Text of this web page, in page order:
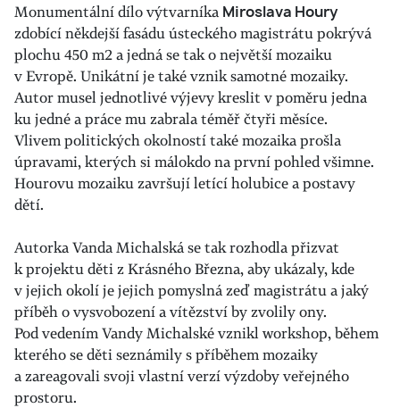
Monumentální dílo výtvarníka Miroslava Houry
zdobící někdejší fasádu ústeckého magistrátu pokrývá
plochu 450 m2 a jedná se tak o největší mozaiku
v Evropě. Unikátní je také vznik samotné mozaiky.
Autor musel jednotlivé výjevy kreslit v poměru jedna
ku jedné a práce mu zabrala téměř čtyři měsíce.
Vlivem politických okolností také mozaika prošla
úpravami, kterých si málokdo na první pohled všimne.
Hourovu mozaiku završují letící holubice a postavy
dětí.
Autorka Vanda Michalská se tak rozhodla přizvat
k projektu děti z Krásného Března, aby ukázaly, kde
v jejich okolí je jejich pomyslná zeď magistrátu a jaký
příběh o vysvobození a vítězství by zvolily ony.
Pod vedením Vandy Michalské vznikl workshop, během
kterého se děti seznámily s příběhem mozaiky
a zareagovali svoji vlastní verzí výzdoby veřejného
prostoru.